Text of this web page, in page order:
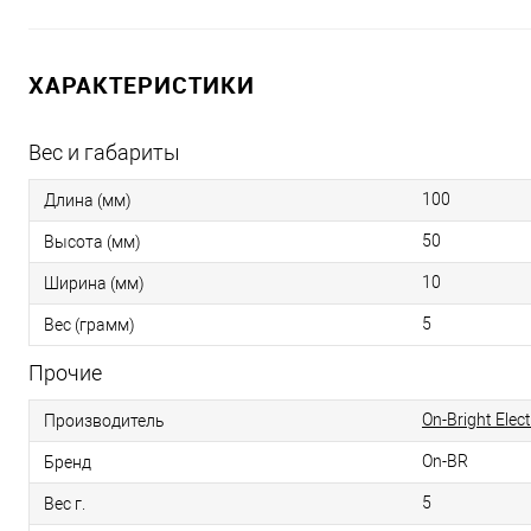
ХАРАКТЕРИСТИКИ
Вес и габариты
Длина (мм) 100
Высота (мм) 50
Ширина (мм) 10
Вес (грамм) 5
Прочие
Производитель On-Bright
Бренд On-BR
Вес г. 5